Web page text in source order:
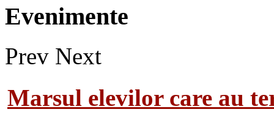
Evenimente
Prev Next
Marsul elevilor care au